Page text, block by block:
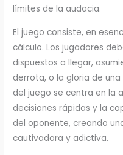
límites de la audacia.
El juego consiste, en
cálculo. Los jugadores
dispuestos a llegar,
derrota, o la gloria de
del juego se centra en la
decisiones rápidas y la
del oponente, creando
cautivadora y adictiva.